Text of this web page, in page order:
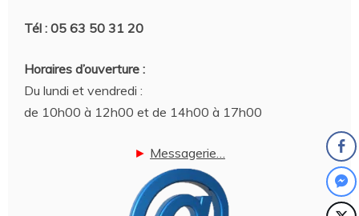
Tél : 05 63 50 31 20
Horaires d’ouverture :
Du lundi et vendredi :
de 10h00 à 12h00 et de 14h00 à 17h00
► Messagerie…